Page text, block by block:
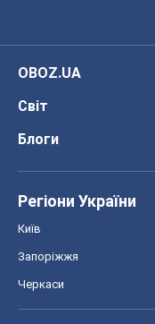
OBOZ.UA
Світ
Блоги
Регіони України
Київ
Запоріжжя
Черкаси